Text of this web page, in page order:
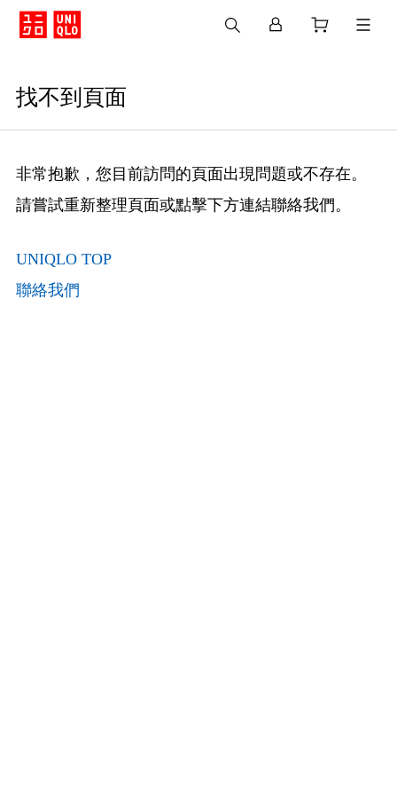
找不到頁面
非常抱歉，您目前訪問的頁面出現問題或不存在。
請嘗試重新整理頁面或點擊下方連結聯絡我們。
UNIQLO TOP
聯絡我們